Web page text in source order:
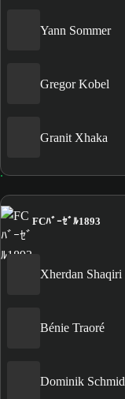
Yann Sommer
Gregor Kobel
Granit Xhaka
FCﾊﾞｰｾﾞﾙ1893
Xherdan Shaqiri
Bénie Traoré
Dominik Schmid